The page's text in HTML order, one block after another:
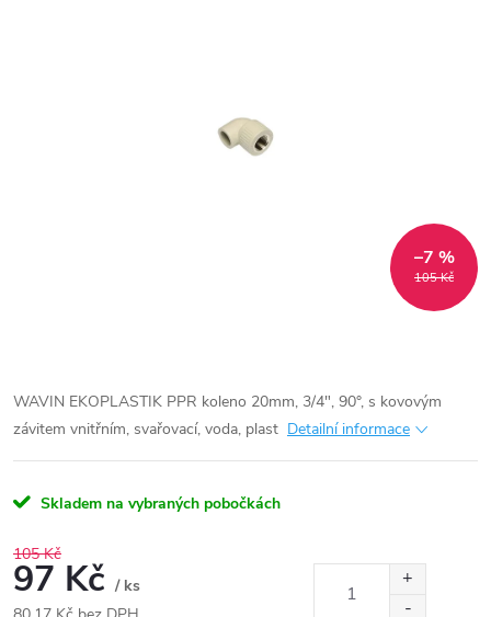
105 Kč
–7 %
WAVIN EKOPLASTIK PPR koleno 20mm, 3/4", 90°, s kovovým
závitem vnitřním, svařovací, voda, plast Detailní informace
Skladem na vybraných pobočkách
105 Kč
97 Kč / ks